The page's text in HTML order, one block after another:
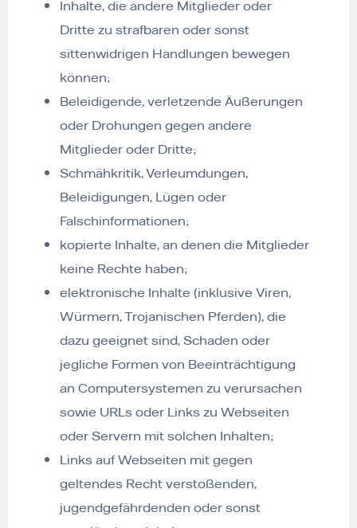
Inhalte, die andere Mitglieder oder
Dritte zu strafbaren oder sonst
sittenwidrigen Handlungen bewegen
können;
Beleidigende, verletzende Äußerungen
oder Drohungen gegen andere
Mitglieder oder Dritte;
Schmähkritik, Verleumdungen,
Beleidigungen, Lügen oder
Falschinformationen;
kopierte Inhalte, an denen die Mitglieder
keine Rechte haben;
elektronische Inhalte (inklusive Viren,
Würmern, Trojanischen Pferden), die
dazu geeignet sind, Schaden oder
jegliche Formen von Beeinträchtigung
an Computersystemen zu verursachen
sowie URLs oder Links zu Webseiten
oder Servern mit solchen Inhalten;
Links auf Webseiten mit gegen
geltendes Recht verstoßenden,
jugendgefährdenden oder sonst